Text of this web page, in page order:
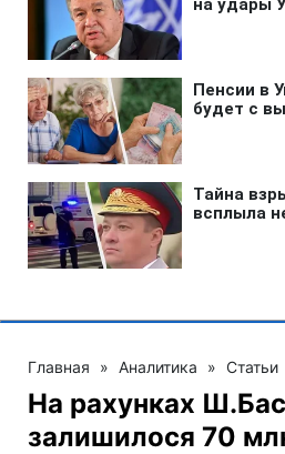
Главная » Аналитика » Статьи
На рахунках
залишилося 70